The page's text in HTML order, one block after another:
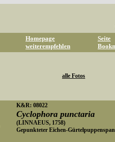
Homepage
weiterempfehlen
Seite
alle Fotos
K&R: 08022
Cyclophora punctaria
(LINNAEUS, 1758)
Gepunkteter Eichen-